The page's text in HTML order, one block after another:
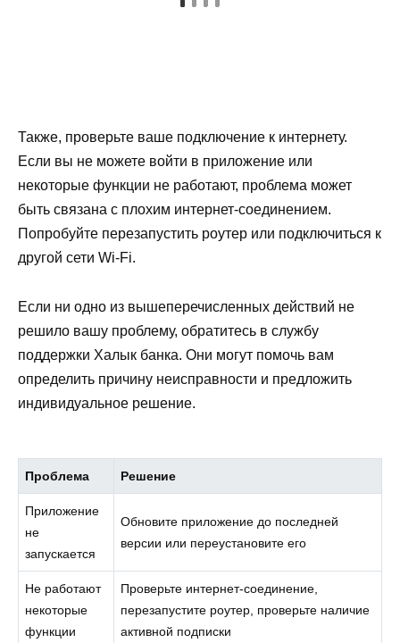
Также, проверьте ваше подключение к интернету.
Если вы не можете войти в приложение или
некоторые функции не работают, проблема может
быть связана с плохим интернет-соединением.
Попробуйте перезапустить роутер или подключиться к
другой сети Wi-Fi.
Если ни одно из вышеперечисленных действий не
решило вашу проблему, обратитесь в службу
поддержки Халык банка. Они могут помочь вам
определить причину неисправности и предложить
индивидуальное решение.
Проблема Решение
Приложение
не
запускается
Обновите приложение до последней
версии или переустановите его
Не работают
некоторые
функции
Проверьте интернет-соединение,
перезапустите роутер, проверьте наличие
активной подписки